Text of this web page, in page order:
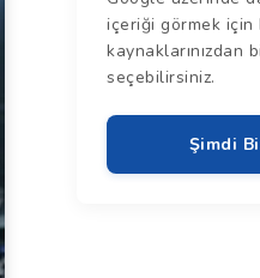
içeriği görmek
kaynaklarınızdan
seçebilirsiniz.
Şimdi